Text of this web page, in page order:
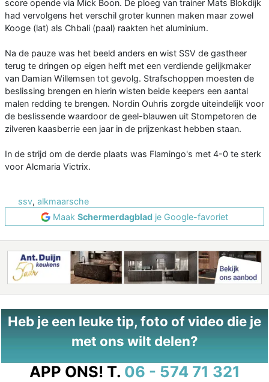
score opende via Mick Boon. De ploeg van trainer Mats Blokdijk
had vervolgens het verschil groter kunnen maken maar zowel
Kooge (lat) als Chbali (paal) raakten het aluminium.
Na de pauze was het beeld anders en wist SSV de gastheer
terug te dringen op eigen helft met een verdiende gelijkmaker
van Damian Willemsen tot gevolg. Strafschoppen moesten de
beslissing brengen en hierin wisten beide keepers een aantal
malen redding te brengen. Nordin Ouhris zorgde uiteindelijk voor
de beslissende waardoor de geel-blauwen uit Stompetoren de
zilveren kaasberrie een jaar in de prijzenkast hebben staan.
In de strijd om de derde plaats was Flamingo's met 4-0 te sterk
voor Alcmaria Victrix.
ssv, alkmaarsche
Maak Schermerdagblad je Google-favoriet
Heb je een leuke tip, foto of video die je
met ons wilt delen?
APP ONS! T. 06 - 574 71 321